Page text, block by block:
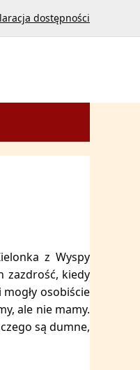
dostępności
z Wyspy
zazdrość, kiedy
osobiście
ale nie mamy.
są dumne,